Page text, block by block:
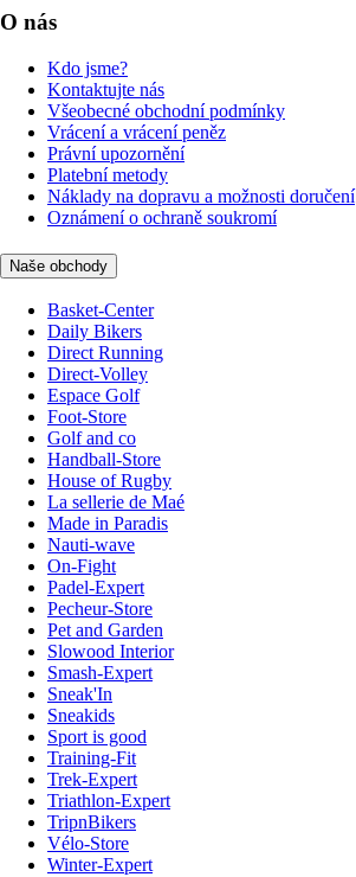
O nás
Kdo jsme?
Kontaktujte nás
Všeobecné obchodní podmínky
Vrácení a vrácení peněz
Právní upozornění
Platební metody
Náklady na dopravu a možnosti doručení
Oznámení o ochraně soukromí
Naše obchody
Basket-Center
Daily Bikers
Direct Running
Direct-Volley
Espace Golf
Foot-Store
Golf and co
Handball-Store
House of Rugby
La sellerie de Maé
Made in Paradis
Nauti-wave
On-Fight
Padel-Expert
Pecheur-Store
Pet and Garden
Slowood Interior
Smash-Expert
Sneak'In
Sneakids
Sport is good
Training-Fit
Trek-Expert
Triathlon-Expert
TripnBikers
Vélo-Store
Winter-Expert